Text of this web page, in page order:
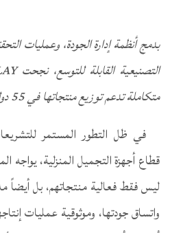
بدمج أنظمة إدارة الجودة، وعمليات
متكاملة تدعم توزيع منتجاتها في 55 دولة ومنطقة حول العالم.
في ظل التطور المستمر
قطاع أجهزة التجميل المنزلية، يواجه
ليس فقط فعالية منتجاتهم، بل أيضاً
واتساق جودتها، وموثوقية عمليات